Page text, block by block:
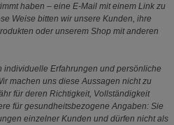
haben – eine E-Mail mit einem Link zu
Weise bitten wir unsere Kunden, ihre
oder unserem Shop mit anderen
individuelle Erfahrungen und persönliche
machen uns diese Aussagen nicht zu
für deren Richtigkeit, Vollständigkeit
für gesundheitsbezogene Angaben: Sie
einzelner Kunden und dürfen nicht als